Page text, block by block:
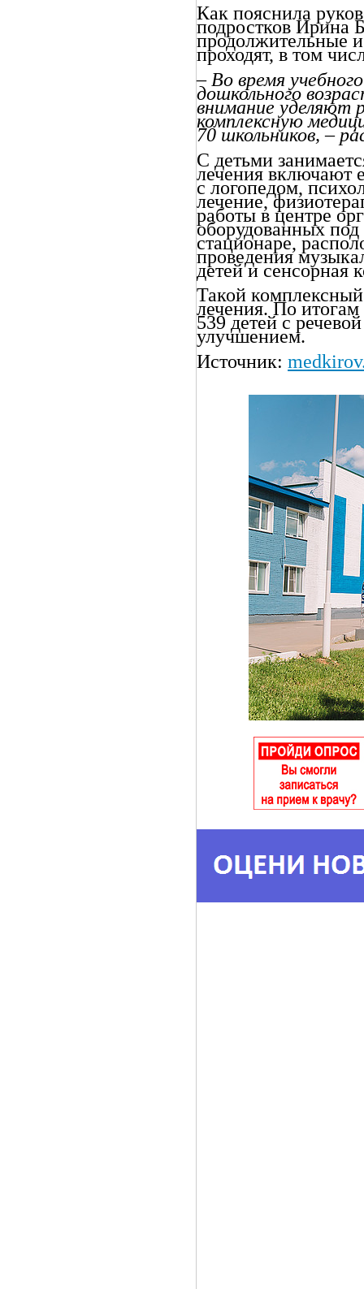
Как пояснила
подростков Ирина
продолжительные
проходят, в том
– Во время
дошкольного
внимание уделяют
комплексную
70 школьников, –
С детьми
лечения включают
с логопедом,
лечение,
работы в центре
оборудованных под
стационаре,
проведения
детей и сенсорная
Такой
лечения. По
539 детей с
улучшением.
Источник: